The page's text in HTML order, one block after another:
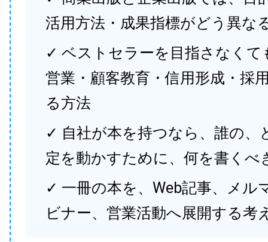
活用方法・成果指標がどう異な
✓ ベストセラーを目指さなくて
営業・顧客教育・信用形成・採
る方法
✓ 自社が本を持つなら、誰の、
定を動かすために、何を書くべ
✓ 一冊の本を、Web記事、メル
ビナー、営業活動へ展開する考